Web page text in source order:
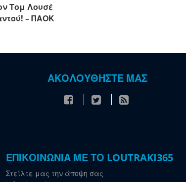
Τομ Λουσέ
– ΠΑΟΚ
ΑΚΟΛΟΥΘΗΣΤΕ ΜΑΣ
ΕΠΙΚΟΙΝΩΝΙΑ ΜΕ ΤΟ LOUTRAKI365
Στείλτε μας την άποψη σας